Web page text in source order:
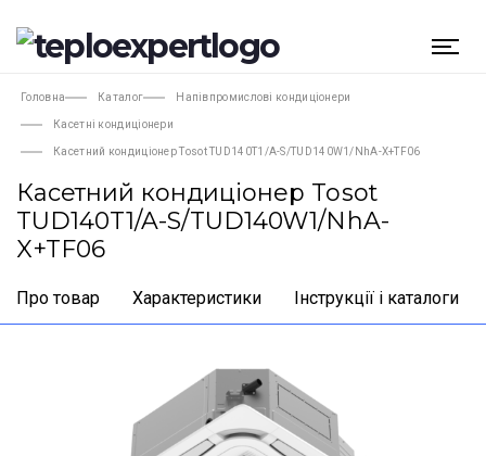
Головна Каталог Напівпромислові кондиціонери
Касетні кондиціонери
Касетний кондиціонер Tosot TUD140T1/A-S/TUD140W1/NhA-X+TF06
Касетний кондиціонер Tosot
TUD140T1/A-S/TUD140W1/NhA-
X+TF06
Про товар Характеристики Інструкції і каталоги